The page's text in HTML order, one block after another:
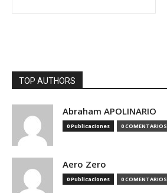
TOP AUTHORS
Abraham APOLINARIO
0 Publicaciones 0 COMENTARIOS
Aero Zero
0 Publicaciones 0 COMENTARIOS